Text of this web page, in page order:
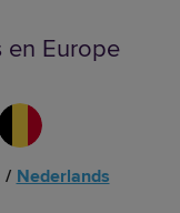
Europe
/ Nederlands